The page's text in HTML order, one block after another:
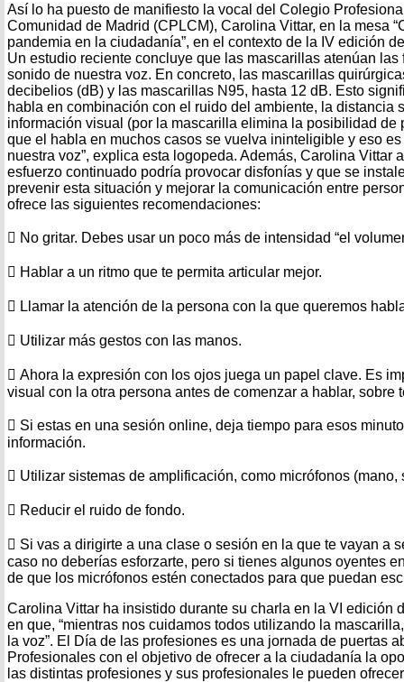
Así lo ha puesto de manifiesto la vocal del Colegio
Comunidad de Madrid (CPLCM), Carolina Vittar, en la mesa
pandemia en la ciudadanía”, en el contexto de la IV edición
Un estudio reciente concluye que las mascarillas atenúan las
sonido de nuestra voz. En concreto, las mascarillas
decibelios (dB) y las mascarillas N95, hasta 12 dB. Esto
habla en combinación con el ruido del ambiente, la distancia
información visual (por la mascarilla elimina la posibilidad de
que el habla en muchos casos se vuelva ininteligible y eso
nuestra voz”, explica esta logopeda. Además, Carolina Vittar
esfuerzo continuado podría provocar disfonías y que se
prevenir esta situación y mejorar la comunicación entre
ofrece las siguientes recomendaciones:
 No gritar. Debes usar un poco más de intensidad “el
 Hablar a un ritmo que te permita articular mejor.
 Llamar la atención de la persona con la que queremos
 Utilizar más gestos con las manos.
 Ahora la expresión con los ojos juega un papel clave. Es
visual con la otra persona antes de comenzar a hablar, sobre
 Si estas en una sesión online, deja tiempo para esos
información.
 Utilizar sistemas de amplificación, como micrófonos
 Reducir el ruido de fondo.
 Si vas a dirigirte a una clase o sesión en la que te vayan a
caso no deberías esforzarte, pero si tienes algunos oyentes
de que los micrófonos estén conectados para que puedan
Carolina Vittar ha insistido durante su charla en la VI edición
en que, “mientras nos cuidamos todos utilizando la
la voz”. El Día de las profesiones es una jornada de puertas
Profesionales con el objetivo de ofrecer a la ciudadanía la
las distintas profesiones y sus profesionales le pueden